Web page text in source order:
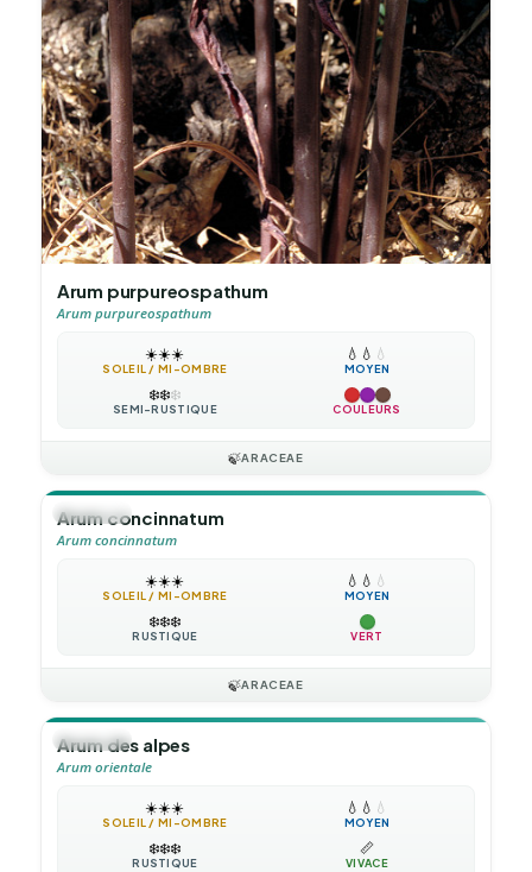
Arum purpureospathum
Arum purpureospathum
☀️☀️☀️
SOLEIL / MI-OMBRE
💧 💧 💧
MOYEN
❄️❄️❄️
SEMI-RUSTIQUE COULEURS
🍃ARACEAE
🪴VIVACE
Arum concinnatum
Arum concinnatum
☀️☀️☀️
SOLEIL / MI-OMBRE
💧 💧 💧
MOYEN
❄️❄️❄️
RUSTIQUE VERT
🍃ARACEAE
🪴VIVACE
Arum des alpes
Arum orientale
☀️☀️☀️
SOLEIL / MI-OMBRE
💧 💧 💧
MOYEN
❄️❄️❄️
RUSTIQUE
📏
VIVACE